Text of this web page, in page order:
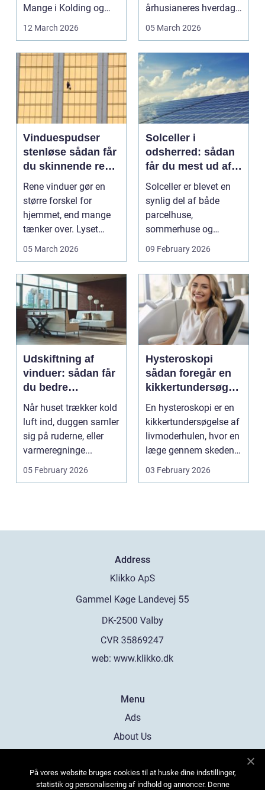
Mange i Kolding og
omegn søger p...
12 March 2026
århusianeres hverdag.
Flere bruger den både
05 March 2026
Vinduespudser
stenløse sådan får
du skinnende rene
ruder året rundt
Rene vinduer gør en
større forskel for
hjemmet, end mange
tænker over. Lyset
falder anderledes ind,
05 March 2026
Solceller i
odsherred: sådan
får du mest ud af
solen
Solceller er blevet en
synlig del af både
parcelhuse,
sommerhuse og
mindre erhverv i
Odsherred. Mang...
09 February 2026
Udskiftning af
vinduer: sådan får
du bedre
indeklima og
lavere
varmeregning
Når huset trækker kold
luft ind, duggen samler
sig på ruderne, eller
varmeregninge...
05 February 2026
Hysteroskopi
sådan foregår en
kikkertundersøgel
se af livmoderen
En hysteroskopi er en
kikkertundersøgelse af
livmoderhulen, hvor en
læge gennem skeden
og livmoderha...
03 February 2026
Address
web: www.klikko.dk
Menu
Ads
About Us
Contact
På vores website bruges cookies til at huske dine indstillinger,
statistik og personalisering af indhold og annoncer. Denne